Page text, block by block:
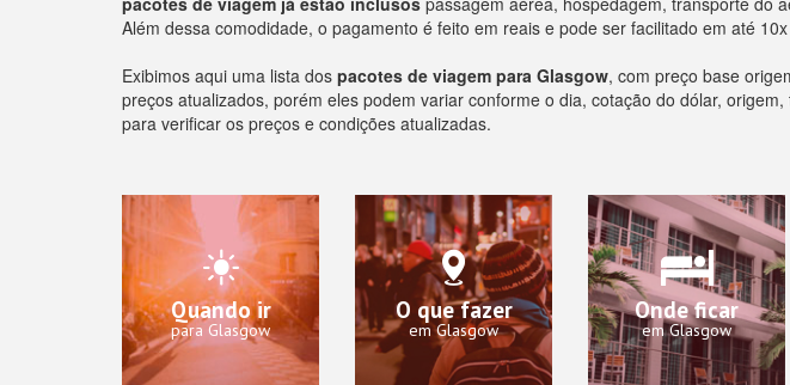
Além dessa comodidade, o pagamento é feito em reais e pode ser facilitado em até
Exibimos aqui uma lista dos pacotes de viagem para Glasgow, com preço base
preços atualizados, porém eles podem variar conforme o dia, cotação do dólar,
para verificar os preços e condições atualizadas.
Quando ir
para Glasgow
O que fazer
em Glasgow
Onde ficar
em Glasgow